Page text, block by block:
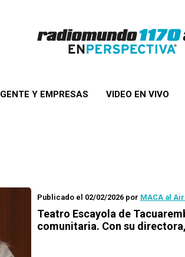
GENTE Y EMPRESAS VIDEO EN VIVO
Publicado el 02/02/2026 por MACA al
Teatro Escayola de
comunitaria. Con su